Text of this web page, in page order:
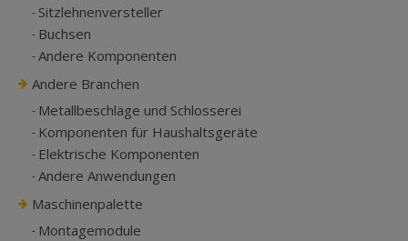
Sitzlehnenversteller
Buchsen
Andere Komponenten
Andere Branchen
Metallbeschläge und Schlosserei
Komponenten für Haushaltsgeräte
Elektrische Komponenten
Andere Anwendungen
Maschinenpalette
Montagemodule